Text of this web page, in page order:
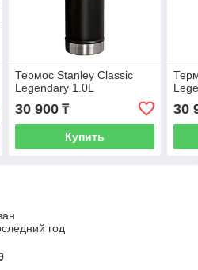
Термос Stanley Classic
Legendary 1.0L
30 900₸
Купить
30
год